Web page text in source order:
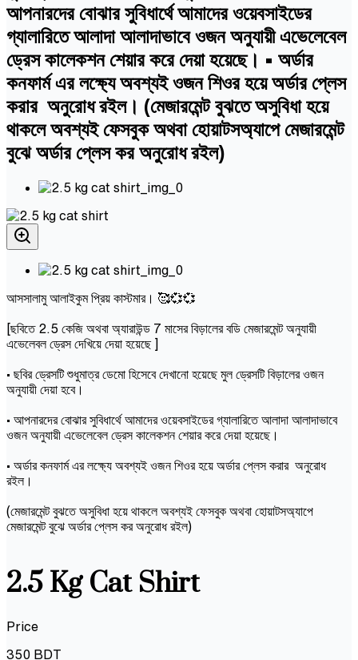
আপনারদের বোঝার সুবিধার্থে আমাদের ওয়েবসাইডের
গ্যালারিতে আলাদা আলাদাভাবে ওজন অনুযায়ী এভেলেবেল
ড্রেস কালেকশন শেয়ার করে দেয়া হয়েছে। • অর্ডার
কনফার্ম এর লক্ষ্যে অবশ্যই ওজন শিওর হয়ে অর্ডার প্লেস
করার অনুরোধ রইল। (মেজারমেন্ট বুঝতে অসুবিধা হয়ে
থাকলে অবশ্যই ফেসবুক অথবা হোয়াটসঅ্যাপে মেজারমেন্ট
বুঝে অর্ডার প্লেস কর অনুরোধ রইল)
আসসালামু আলাইকুম প্রিয় কাস্টমার। 🥰💞💞
[ছবিতে 2.5 কেজি অথবা অ্যারাউন্ড 7 মাসের বিড়ালের বডি মেজারমেন্ট অনুযায়ী
এভেলেবল ড্রেস দেখিয়ে দেয়া হয়েছে ]
• ছবির ড্রেসটি শুধুমাত্র ডেমো হিসেবে দেখানো হয়েছে মুল ড্রেসটি বিড়ালের ওজন
অনুযায়ী দেয়া হবে।
• আপনারদের বোঝার সুবিধার্থে আমাদের ওয়েবসাইডের গ্যালারিতে আলাদা আলাদাভাবে
ওজন অনুযায়ী এভেলেবেল ড্রেস কালেকশন শেয়ার করে দেয়া হয়েছে।
• অর্ডার কনফার্ম এর লক্ষ্যে অবশ্যই ওজন শিওর হয়ে অর্ডার প্লেস করার অনুরোধ
রইল।
(মেজারমেন্ট বুঝতে অসুবিধা হয়ে থাকলে অবশ্যই ফেসবুক অথবা হোয়াটসঅ্যাপে
মেজারমেন্ট বুঝে অর্ডার প্লেস কর অনুরোধ রইল)
2.5 Kg Cat Shirt
Price
350 BDT